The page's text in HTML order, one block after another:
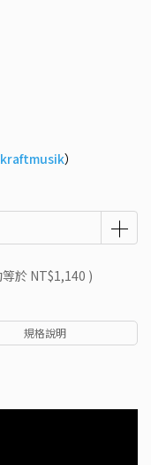
）
於NT$1,140 )
規格說明